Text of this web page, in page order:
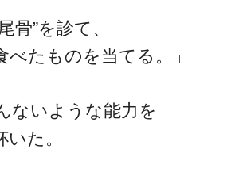
骨”を診て、
たものを当てる。」
ないような能力を
た。